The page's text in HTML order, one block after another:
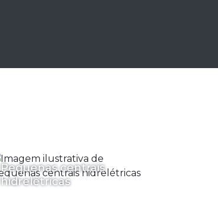
Pequenas centrais
hidrelétricas